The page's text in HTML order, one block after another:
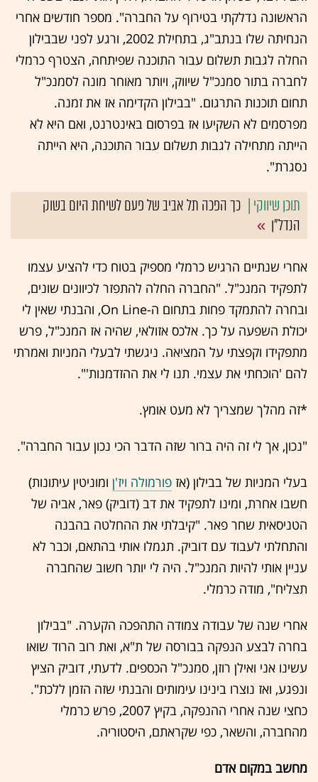
הראשונה נדלקתי בטירוף על החברה". מספר חודשים אחרי
הנחיתה שלו בנתב"ג, בתחילת 2002, ורגע לפני שבבילון
החלה לגבות תשלום עבור התוכנה שפיתחה, הצטרף כרמלי
לחברה בתור סמנכ"ל שיווק, ויותר מאוחר מונה לסמנכ"ל
תחום תוכנות התרגום. "בבילון הקדימה אז את זמנה.
מפרסמים לא השקיעו אז בפרסום באינטרנט, ואם היא לא
הייתה מתחילה לגבות תשלום עבור התוכנה, היא הייתה
נסגרת".
כך הפכה תל אביב של פעם לשיחת היום בשוק
הנדל"ן
אחרי שנתיים הרגיש כרמלי מספיק בטוח כדי להציע עצמו
לתפקיד המנכ"ל. "החברה החלה להתפזר לכיוונים שונים,
ובחרה להתמקד פחות בתחום ה-On Line, והבנתי שאין לי
יכולת השפעה על כך. אלכס אזולאי, שהיה אז המנכ"ל, פרש
מתפקידו וקפצתי על המציאה. ניגשתי לבעלי המניות ואמרתי
להם 'הוכחתי את עצמי. תנו לי את ההזדמנות'".
*זה מהלך שמצריך לא מעט אומץ.
"נכון, אך לי זה היה ברור שזה הדבר הכי נכון עבור החברה".
בעלי המניות של בבילון (אז פורמולה ויז'ן ומוניטין עיתונות)
חשבו אחרת, ומינו לתפקיד את דב (דוביק) פאר, אביה של
הטניסאית שחר פאר. "קיבלתי את ההחלטה בהבנה
והתחלתי לעבוד עם דוביק. תגמלו אותי בהתאם, וכבר לא
עניין אותי להיות המנכ"ל. היה לי יותר חשוב שהחברה
תצליח", מודה כרמלי.
אחרי שנה של עבודה צמודה התהפכה הקערה. "בבילון
בחרה לבצע הנפקה בבורסה של ת"א, ואת רוב הרוד שואו
עשינו אני ואילן רוזן, סמנכ"ל הכספים. לדעתי, דוביק הציץ
ונפגע, ואז נוצרו בינינו עימותים והבנתי שזה הזמן ללכת".
כחצי שנה אחרי ההנפקה, בקיץ 2007, פרש כרמלי
מהחברה, והשאר, כפי שקראתם, היסטוריה.
מחשב במקום אדם